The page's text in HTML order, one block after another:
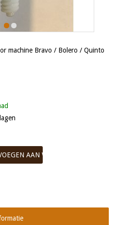
machine Bravo / Bolero / Quinto
AAN WINKELWAGEN